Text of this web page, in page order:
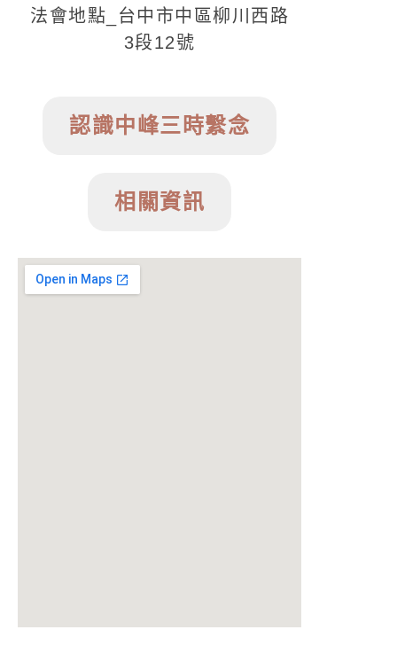
法會地點_台中市中區柳川西路
3段12號
認識中峰三時繫念
相關資訊